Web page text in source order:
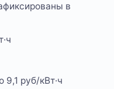
в
9,1 руб/кВт·ч